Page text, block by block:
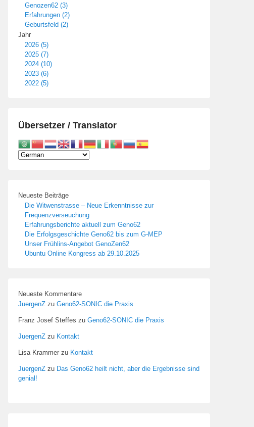
Genozen62 (3)
Erfahrungen (2)
Geburtsfeld (2)
Jahr
2026 (5)
2025 (7)
2024 (10)
2023 (6)
2022 (5)
Übersetzer / Translator
Neueste Beiträge
Die Witwenstrasse – Neue Erkenntnisse zur
Frequenzverseuchung
Erfahrungsberichte aktuell zum Geno62
Die Erfolgsgeschichte Geno62 bis zum G-MEP
Unser Frühlins-Angebot GenoZen62
Ubuntu Online Kongress ab 29.10.2025
Neueste Kommentare
JuergenZ zu Geno62-SONIC die Praxis
Franz Josef Steffes zu Geno62-SONIC die Praxis
JuergenZ zu Kontakt
Lisa Krammer zu Kontakt
JuergenZ zu Das Geno62 heilt nicht, aber die Ergebnisse sind
genial!